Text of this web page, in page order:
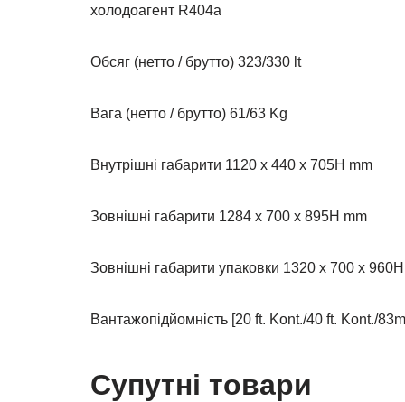
холодоагент R404a
Обсяг (нетто / брутто) 323/330 lt
Вага (нетто / брутто) 61/63 Kg
Внутрішні габарити 1120 x 440 x 705H mm
Зовнішні габарити 1284 x 700 x 895H mm
Зовнішні габарити упаковки 1320 x 700 x
Вантажопідйомність [20 ft. Kont./40 ft. Kont./
Супутні товари